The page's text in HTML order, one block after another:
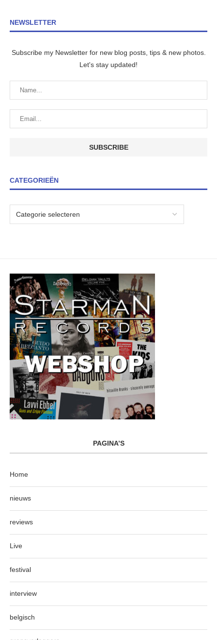
NEWSLETTER
Subscribe my Newsletter for new blog posts, tips & new photos.
Let's stay updated!
CATEGORIEËN
PAGINA’S
Home
nieuws
reviews
Live
festival
interview
belgisch